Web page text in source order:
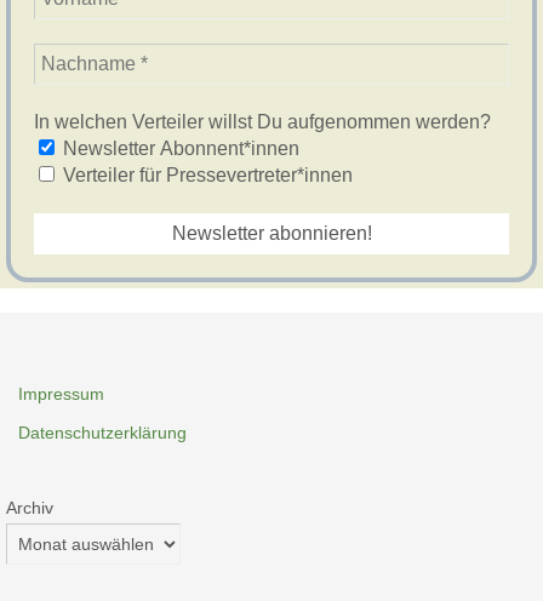
In welchen Verteiler willst Du aufgenommen werden?
Newsletter Abonnent*innen
Verteiler für Pressevertreter*innen
Impressum
Datenschutzerklärung
Archiv